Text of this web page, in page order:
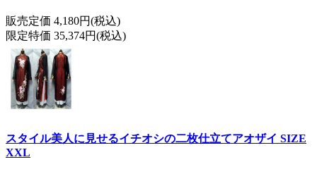
販売定価 4,180円(税込)
限定特価 35,374円(税込)
スタイル美人に見せるイチオシの二枚仕立てアオザイ SIZE
XXL